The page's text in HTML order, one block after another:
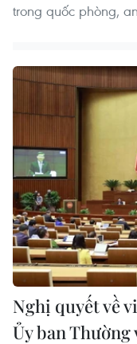
trong quốc phòng,
Nghị quyết về
Ủy ban Thường